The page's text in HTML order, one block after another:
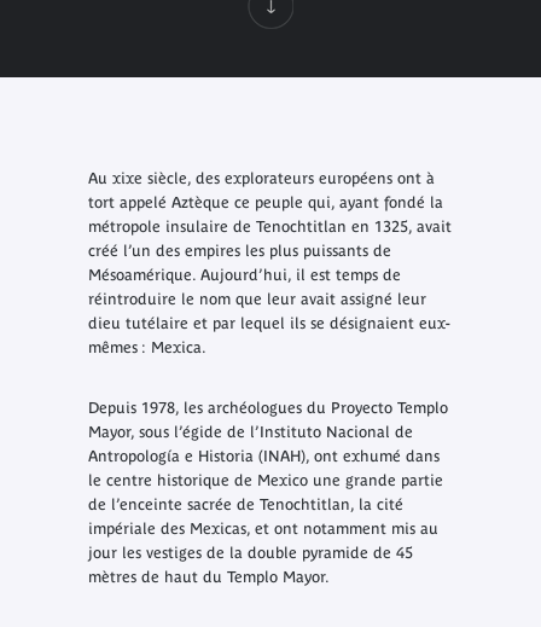
Au xixe siècle, des explorateurs européens ont à
tort appelé Aztèque ce peuple qui, ayant fondé la
métropole insulaire de Tenochtitlan en 1325, avait
créé l’un des empires les plus puissants de
Mésoamérique. Aujourd’hui, il est temps de
réintroduire le nom que leur avait assigné leur
dieu tutélaire et par lequel ils se désignaient eux-
mêmes : Mexica.
Depuis 1978, les archéologues du Proyecto Templo
Mayor, sous l’égide de l’Instituto Nacional de
Antropología e Historia (INAH), ont exhumé dans
le centre historique de Mexico une grande partie
de l’enceinte sacrée de Tenochtitlan, la cité
impériale des Mexicas, et ont notamment mis au
jour les vestiges de la double pyramide de 45
mètres de haut du Templo Mayor.